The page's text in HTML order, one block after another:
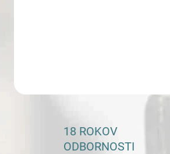
18 ROKOV
ODBORNOSTI